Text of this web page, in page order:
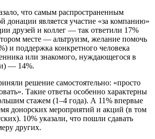
что самым распространенным
донации является участие «за компанию»
друзей и коллег — так ответили 17%
месте — альтруизм, желание помочь
и поддержка конкретного человека
или знакомого, нуждающегося в
— 14%.
решение самостоятельно: «просто
Такие ответы особенно характерны
стажем (1–4 года). А 11% впервые
донорских мероприятий и акций (в том
10% указали, что пошли сдавать
других.